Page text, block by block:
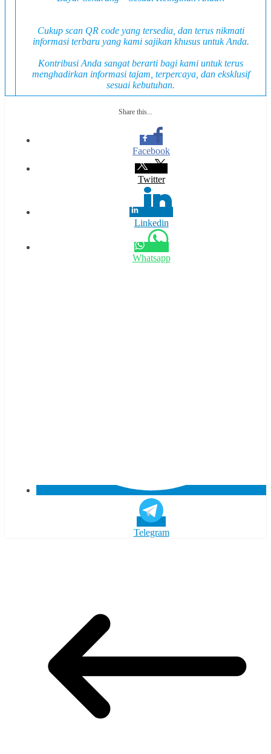
Cukup scan QR code yang tersedia, dan terus nikmati
informasi terbaru yang kami sajikan khusus untuk Anda.
Kontribusi Anda sangat berarti bagi kami untuk terus
menghadirkan informasi tajam, terpercaya, dan eksklusif
sesuai kebutuhan.
Share this...
Facebook
Twitter
Linkedin
Whatsapp
Telegram